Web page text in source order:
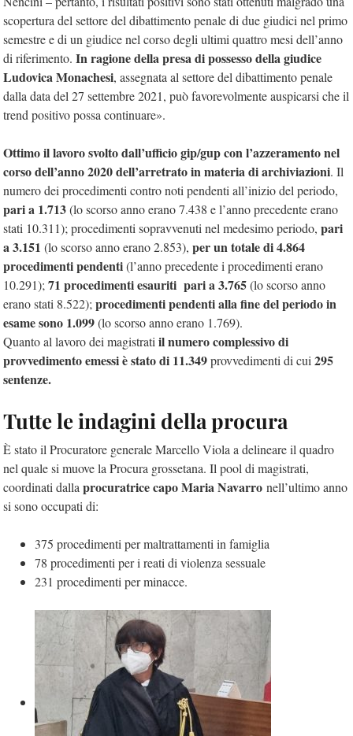
scopertura del settore del dibattimento penale di due giudici nel primo
semestre e di un giudice nel corso degli ultimi quattro mesi dell’anno
di riferimento. In ragione della presa di possesso della giudice
Ludovica Monachesi, assegnata al settore del dibattimento penale
dalla data del 27 settembre 2021, può favorevolmente auspicarsi che il
trend positivo possa continuare».
Ottimo il lavoro svolto dall’ufficio gip/gup con l’azzeramento nel
corso dell’anno 2020 dell’arretrato in materia di archiviazioni. Il
numero dei procedimenti contro noti pendenti all’inizio del periodo,
pari a 1.713(lo scorso anno erano 7.438 e l’anno precedente erano
stati 10.311); procedimenti sopravvenuti nel medesimo periodo, pari
a 3.151 (lo scorso anno erano 2.853), per un totale di 4.864
procedimenti pendenti(l’anno precedente i procedimenti erano
10.291); 71 procedimenti esauriti pari a 3.765(lo scorso anno
erano stati 8.522); procedimenti pendenti alla fine del periodo in
esame sono 1.099(lo scorso anno erano 1.769).
Quanto al lavoro dei magistrati il numero complessivo di
provvedimento emessi è stato di 11.349provvedimenti di cui 295
sentenze.
Tutte le indagini della procura
È stato il Procuratore generale Marcello Viola a delineare il quadro
nel quale si muove la Procura grossetana. Il pool di magistrati,
coordinati dalla procuratrice capo Maria Navarro nell’ultimo anno
si sono occupati di:
375 procedimenti per maltrattamenti in famiglia
78 procedimenti per i reati di violenza sessuale
231 procedimenti per minacce.